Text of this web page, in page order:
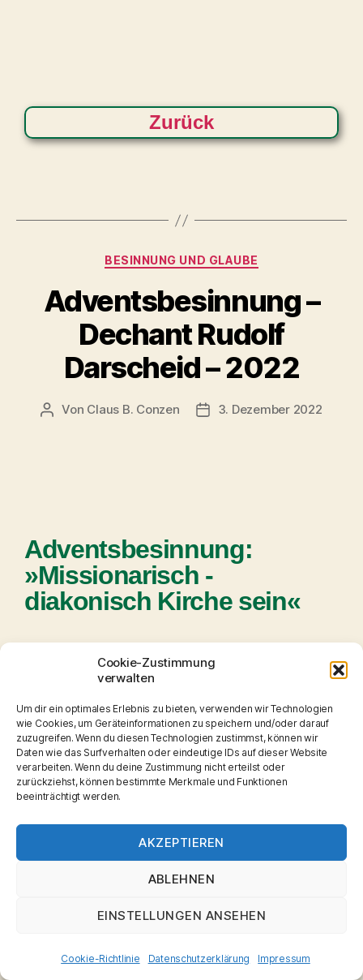
Cookie-Zustimmung
verwalten
Um dir ein optimales Erlebnis zu bieten, verwenden wir Technologien
wie Cookies, um Geräteinformationen zu speichern und/oder darauf
zuzugreifen. Wenn du diesen Technologien zustimmst, können wir
Daten wie das Surfverhalten oder eindeutige IDs auf dieser Website
verarbeiten. Wenn du deine Zustimmung nicht erteilst oder
zurückziehst, können bestimmte Merkmale und Funktionen
beeinträchtigt werden.
AKZEPTIEREN
ABLEHNEN
EINSTELLUNGEN ANSEHEN
Cookie-Richtlinie Datenschutzerklärung Impressum
Zurück
BESINNUNG UND GLAUBE
Adventsbesinnung –
Dechant Rudolf
Darscheid – 2022
Von Claus B. Conzen 3. Dezember 2022
Adventsbesinnung:
»Missionarisch -
diakonisch Kirche sein«
zu diesem Thema referierte
Dechant Rudolf